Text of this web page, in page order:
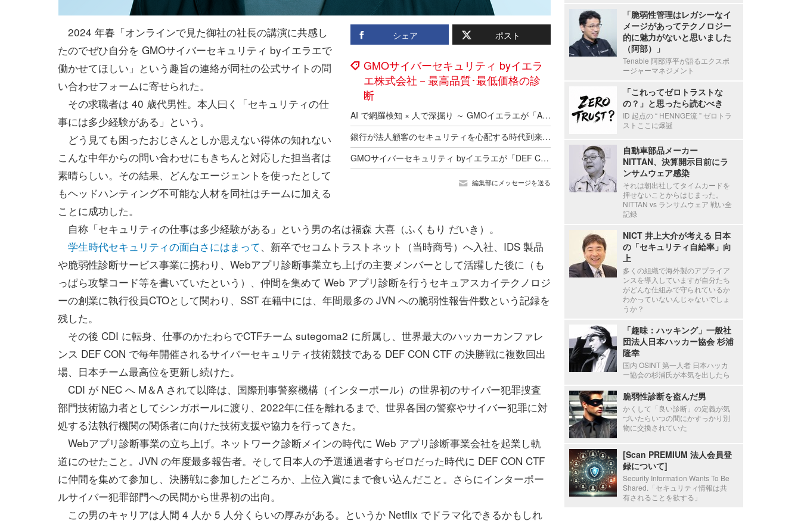
シェア ポスト
GMOサイバーセキュリティ byイエラ
エ株式会社－最高品質･最低価格の診
断
AI で網羅検知 × 人で深掘り ～ GMOイエラエが「AIホワイトハッカー ペネトレーションテスト」提供開始
銀行が法人顧客のセキュリティを心配する時代到来 ～ ～ GMOあおぞらネット銀行とGMOサイバーセキュリティ byイエラエが提携
GMOサイバーセキュリティ byイエラエが「DEF CON 34」の宇宙サイバーセキュリティ専門エリア「Aerospace Village」にブース出展
編集部にメッセージを送る
2024 年春「オンラインで見た御社の社長の講演に共感し
たのでぜひ自分を GMOサイバーセキュリティ byイエラエで
働かせてほしい」という趣旨の連絡が同社の公式サイトの問
い合わせフォームに寄せられた。
その求職者は 40 歳代男性。本人曰く「セキュリティの仕
事には多少経験がある」という。
どう見ても困ったおじさんとしか思えない得体の知れない
こんな中年からの問い合わせにもきちんと対応した担当者は
素晴らしい。その結果、どんなエージェントを使ったとして
もヘッドハンティング不可能な人材を同社はチームに加える
ことに成功した。
自称「セキュリティの仕事は多少経験がある」という男の名は福森 大喜（ふくもり だいき）。
学生時代セキュリティの面白さにはまって、新卒でセコムトラストネット（当時商号）へ入社、IDS 製品
や脆弱性診断サービス事業に携わり、Webアプリ診断事業立ち上げの主要メンバーとして活躍した後に（も
っぱら攻撃コード等を書いていたという）、仲間を集めて Web アプリ診断を行うセキュアスカイテクノロジ
ーの創業に執行役員CTOとして関わり、SST 在籍中には、年間最多の JVN への脆弱性報告件数という記録を
残した。
その後 CDI に転身、仕事のかたわらでCTFチーム sutegoma2 に所属し、世界最大のハッカーカンファレ
ンス DEF CON で毎年開催されるサイバーセキュリティ技術競技である DEF CON CTF の決勝戦に複数回出
場、日本チーム最高位を更新し続けた。
CDI が NEC へ M＆A されて以降は、国際刑事警察機構（インターポール）の世界初のサイバー犯罪捜査
部門技術協力者としてシンガポールに渡り、2022年に任を離れるまで、世界各国の警察やサイバー犯罪に対
処する法執行機関の関係者に向けた技術支援や協力を行ってきた。
Webアプリ診断事業の立ち上げ。ネットワーク診断メインの時代に Web アプリ診断事業会社を起業し軌
道にのせたこと。JVN の年度最多報告者。そして日本人の予選通過者すらゼロだった時代に DEF CON CTF
に仲間を集めて参加し、決勝戦に参加したどころか、上位入賞にまで食い込んだこと。さらにインターポー
ルサイバー犯罪部門への民間から世界初の出向。
この男のキャリアは人間 4 人か 5 人分くらいの厚みがある。というか Netflix でドラマ化できるかもしれ
「脆弱性管理はレガシーなイ
メージがあってテクノロジー
的に魅力がないと思いました
（阿部）」
Tenable 阿部淳平が語るエクスポ
ージャーマネジメント
「これってゼロトラストな
の？」と思ったら読むべき
ID 起点の “ HENNGE流 ” ゼロトラ
ストここに爆誕
自動車部品メーカー
NITTAN、決算開示目前にラ
ンサムウェア感染
それは朝出社してタイムカードを
押せないことからはじまった。
NITTAN vs ランサムウェア 戦い全
記録
NICT 井上大介が考える 日本
の「セキュリティ自給率」向
上
多くの組織で海外製のアプライア
ンスを導入していますが自分たち
がどんな仕組みで守られているか
わかっていないんじゃないでしょ
うか？
「趣味：ハッキング」一般社
団法人日本ハッカー協会 杉浦
隆幸
国内 OSINT 第一人者 日本ハッカ
ー協会の杉浦氏が本気を出したら
脆弱性診断を盗んだ男
かくして「良い診断」の定義が気
づいたらいつの間にかすっかり別
物に交換されていた
[Scan PREMIUM 法人会員登
録について]
Security Information Wants To Be
Shared.「セキュリティ情報は共
有されることを欲する」